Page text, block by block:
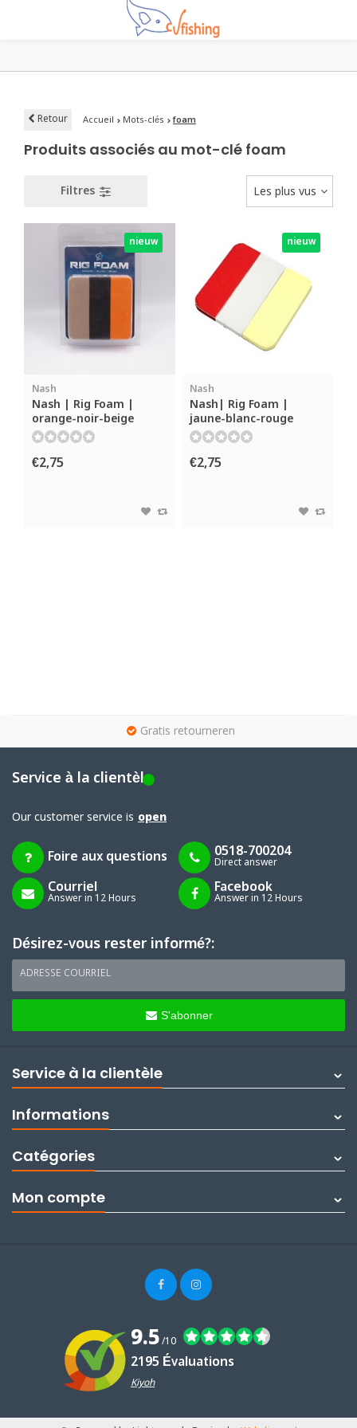
Retour Accueil Mots-clés foam
Produits associés au mot-clé foam
Filtres Les plus vus
nieuw
Nash
Nash | Rig Foam |
orange-noir-beige
€2,75
nieuw
Nash
Nash| Rig Foam |
jaune-blanc-rouge
€2,75
Gratis retourneren
Service à la clientèle
Our customer service is open
Foire aux questions 0518-700204
Direct answer
Courriel
Answer in 12 Hours
Facebook
Answer in 12 Hours
Désirez-vous rester informé?:
ADRESSE COURRIEL
S'abonner
Service à la clientèle
Informations
Catégories
Mon compte
9.5/10
2195 Évaluations
Kiyoh